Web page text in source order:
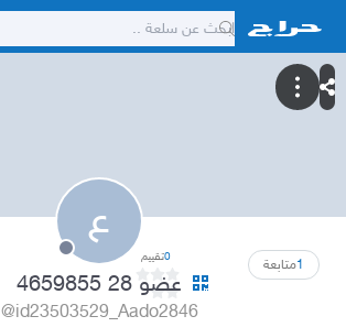
ع
1متابعة 0تقييم
عضو 28 4659855
@id23503529_Aado2846